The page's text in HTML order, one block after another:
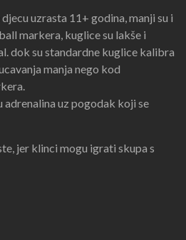
uzrasta 11+ godina, manji su i
markera, kuglice su lakše i
dok su standardne kuglice kalibra
manja nego kod
adrenalina uz pogodak koji se
jer klinci mogu igrati skupa s